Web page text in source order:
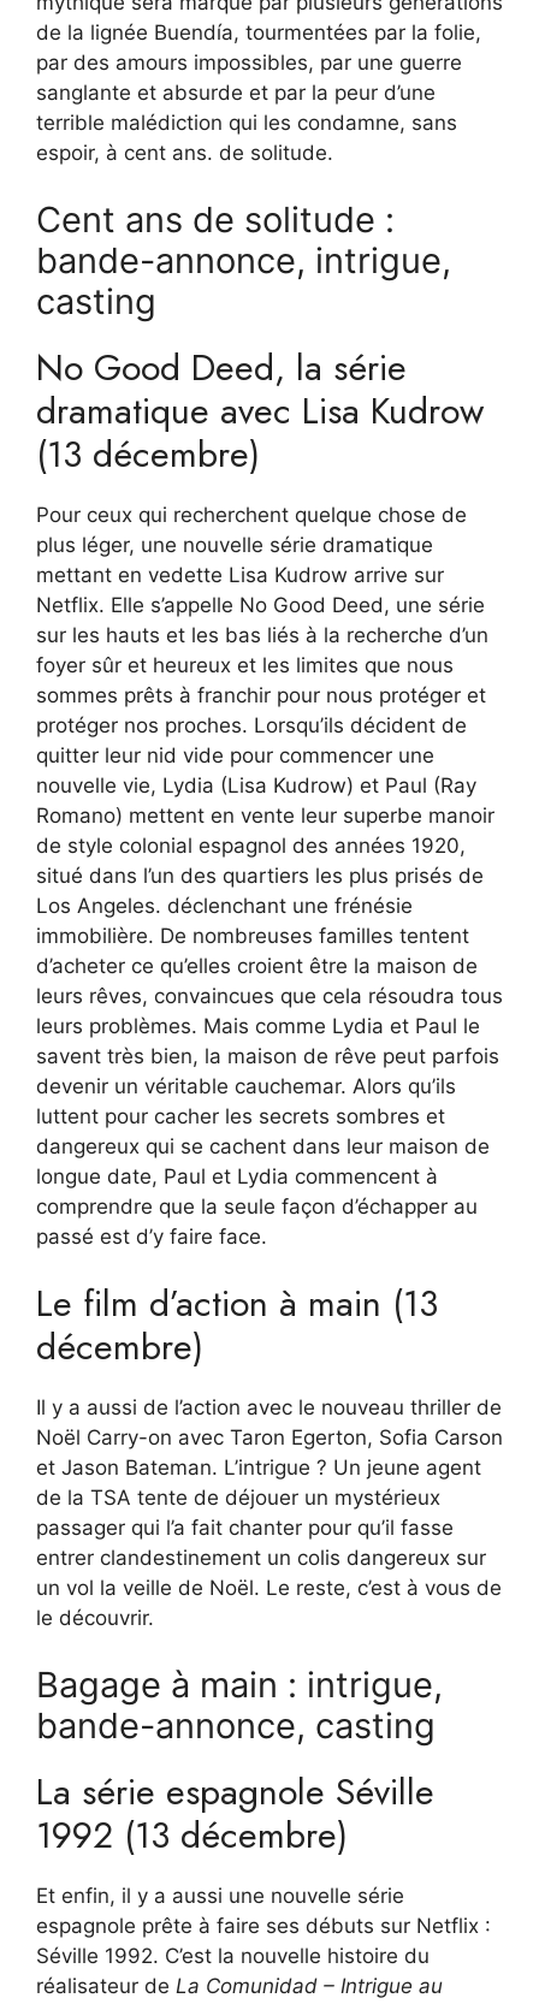
de la lignée Buendía, tourmentées par la folie,
par des amours impossibles, par une guerre
sanglante et absurde et par la peur d’une
terrible malédiction qui les condamne, sans
espoir, à cent ans. de solitude.
Cent ans de solitude :
bande-annonce, intrigue,
casting
No Good Deed, la série
dramatique avec Lisa Kudrow
(13 décembre)
Pour ceux qui recherchent quelque chose de
plus léger, une nouvelle série dramatique
mettant en vedette Lisa Kudrow arrive sur
Netflix. Elle s’appelle No Good Deed, une série
sur les hauts et les bas liés à la recherche d’un
foyer sûr et heureux et les limites que nous
sommes prêts à franchir pour nous protéger et
protéger nos proches. Lorsqu’ils décident de
quitter leur nid vide pour commencer une
nouvelle vie, Lydia (Lisa Kudrow) et Paul (Ray
Romano) mettent en vente leur superbe manoir
de style colonial espagnol des années 1920,
situé dans l’un des quartiers les plus prisés de
Los Angeles. déclenchant une frénésie
immobilière. De nombreuses familles tentent
d’acheter ce qu’elles croient être la maison de
leurs rêves, convaincues que cela résoudra tous
leurs problèmes. Mais comme Lydia et Paul le
savent très bien, la maison de rêve peut parfois
devenir un véritable cauchemar. Alors qu’ils
luttent pour cacher les secrets sombres et
dangereux qui se cachent dans leur maison de
longue date, Paul et Lydia commencent à
comprendre que la seule façon d’échapper au
passé est d’y faire face.
Le film d’action à main (13
décembre)
Il y a aussi de l’action avec le nouveau thriller de
Noël Carry-on avec Taron Egerton, Sofia Carson
et Jason Bateman. L’intrigue ? Un jeune agent
de la TSA tente de déjouer un mystérieux
passager qui l’a fait chanter pour qu’il fasse
entrer clandestinement un colis dangereux sur
un vol la veille de Noël. Le reste, c’est à vous de
le découvrir.
Bagage à main : intrigue,
bande-annonce, casting
La série espagnole Séville
1992 (13 décembre)
Et enfin, il y a aussi une nouvelle série
espagnole prête à faire ses débuts sur Netflix :
Séville 1992. C’est la nouvelle histoire du
réalisateur de La Comunidad – Intrigue au